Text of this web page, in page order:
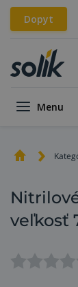
Dopyt
Menu
veľkosť